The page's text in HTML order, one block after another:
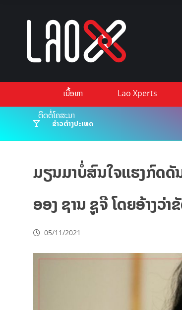
ເນື້ອຫາ Lao Xperts
ຕິດຕໍ່ໂຄສະນາ
ຂ່າວຕ່າງປະເທດ
ມຽນມາບໍ່ສົນໃຈແຮງກົດດັ
ອອງ ຊານ ຊູຈີ ໂດຍອ້າງ
05/11/2021